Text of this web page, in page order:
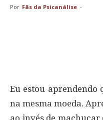
Por Fãs da Psicanálise -
Eu estou aprendendo
na mesma moeda.